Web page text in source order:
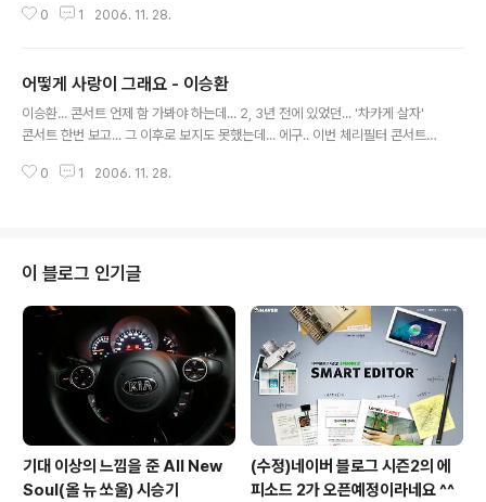
었다는 소식을 듣게 되었고... 그 이후로 한동한... 아무 말 못하고... 그대로 그냥
0 1 2006. 11. 28.
어떻게 사랑이 그래요 - 이승환
이승환... 콘서트 언제 함 가봐야 하는데... 2, 3년 전에 있었던... '차카게 살자'
콘서트 한번 보고... 그 이후로 보지도 못했는데... 에구.. 이번 체리필터 콘서트도
은데... 이승환은 하나도 안 늙었네... 이번에 나오는... 에듀코인으로 이승환 9집
0 1 2006. 11. 28.
이 블로그 인기글
기대 이상의 느낌을 준 All New
Soul(올 뉴 쏘울) 시승기
(수정)네이버 블로그 시즌2의 에
피소드 2가 오픈예정이라네요 ^^